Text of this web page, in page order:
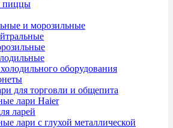
пиццы
и морозильные
оборудования
для торговли и общепита
лари Haier
ларей
лари с глухой металлической